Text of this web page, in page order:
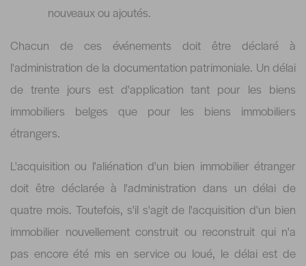
nouveaux ou ajoutés.
Chacun de ces événements doit être déclaré à
l'administration de la documentation patrimoniale. Un délai
de trente jours est d'application tant pour les biens
immobiliers belges que pour les biens immobiliers
étrangers.
L'acquisition ou l'aliénation d'un bien immobilier étranger
doit être déclarée à l'administration dans un délai de
quatre mois. Toutefois, s'il s'agit de l'acquisition d'un bien
immobilier nouvellement construit ou reconstruit qui n'a
pas encore été mis en service ou loué, le délai est de